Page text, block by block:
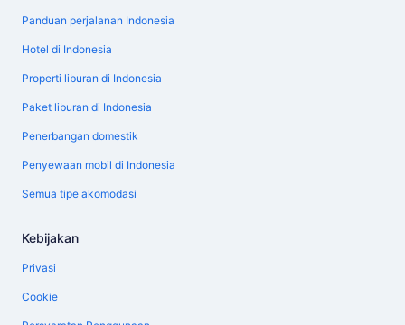
Panduan perjalanan Indonesia
Hotel di Indonesia
Properti liburan di Indonesia
Paket liburan di Indonesia
Penerbangan domestik
Penyewaan mobil di Indonesia
Semua tipe akomodasi
Kebijakan
Privasi
Cookie